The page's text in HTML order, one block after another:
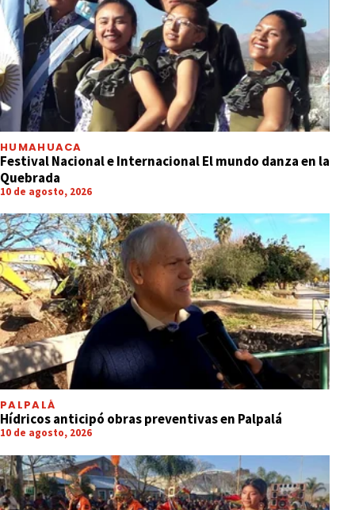
HUMAHUACA
Festival Nacional e Internacional El mundo danza en la
Quebrada
10 de agosto, 2026
PALPALÁ
Hídricos anticipó obras preventivas en Palpalá
10 de agosto, 2026